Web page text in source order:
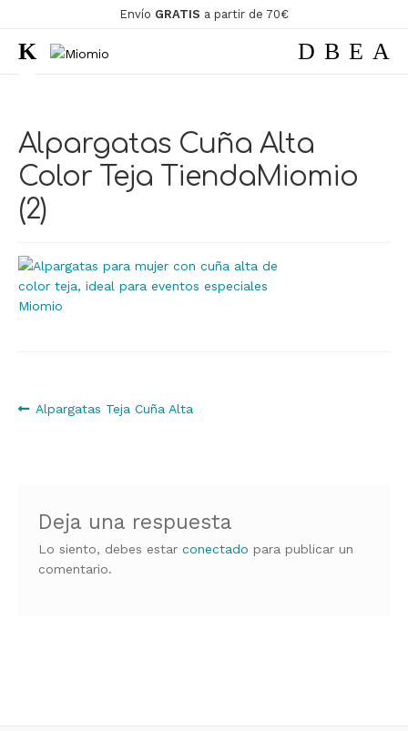
Envío GRATIS a partir de 70€
a
al
Alpargatas Cuña Alta
Color Teja TiendaMiomio
(2)
Navegación
Anterior:
Alpargatas Teja Cuña Alta
Deja una respuesta
Lo siento, debes estarconectado para publicar un
comentario.